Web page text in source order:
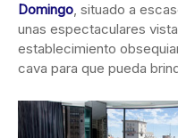
Domingo, situado a
unas espectaculares
establecimiento
cava para que pueda